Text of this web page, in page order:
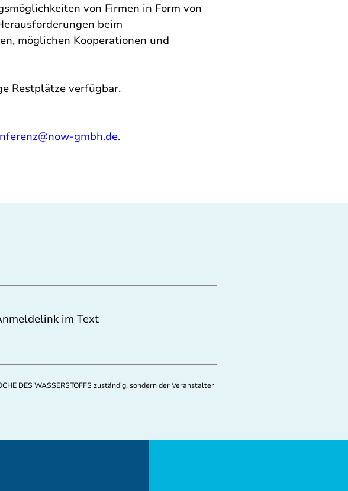
von Firmen in Form von
beim
möglichen Kooperationen und
Restplätze verfügbar.
gmbh.de.
im Text
DES WASSERSTOFFS zuständig, sondern der Veranstalter